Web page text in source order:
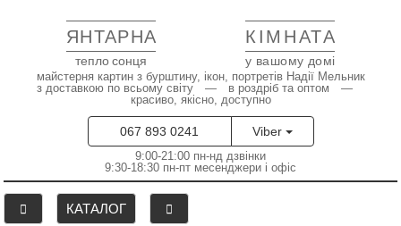
ЯНТАРНА КІМНАТА
тепло сонця у вашому домі
майстерня картин з бурштину, ікон, портретів Надії Мельник
з доставкою по всьому світу — в роздріб та оптом —
красиво, якісно, доступно
067 893 0241 Viber
9:00-21:00 пн-нд дзвінки
9:30-18:30 пн-пт месенджери і офіс
КАТАЛОГ